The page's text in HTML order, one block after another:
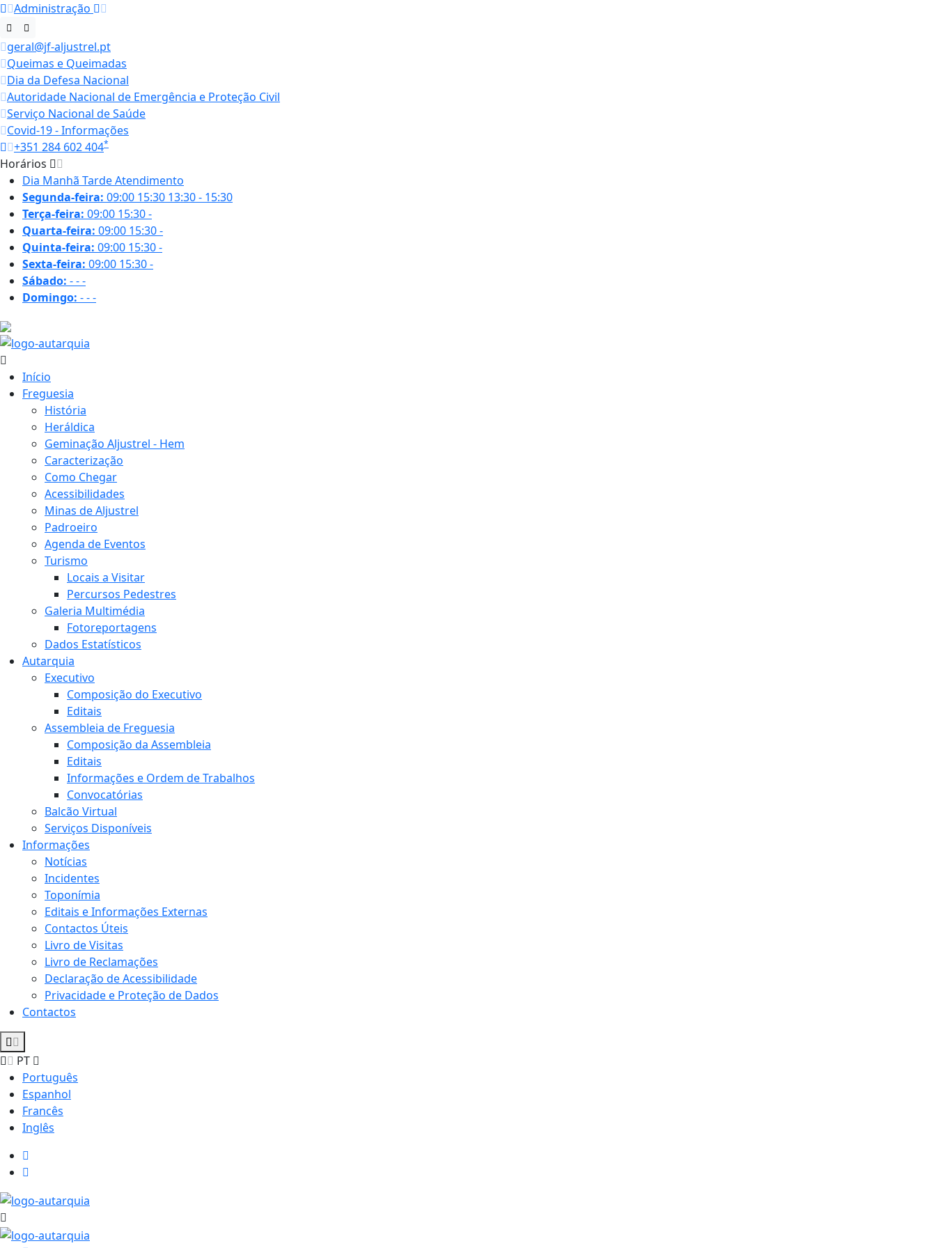
Administração
geral@jf-aljustrel.pt
Queimas e Queimadas
Dia da Defesa Nacional
Autoridade Nacional de Emergência e Proteção Civil
Serviço Nacional de Saúde
Covid-19 - Informações
+351 284 602 404*
Horários
Dia Manhã TardeAtendimento
Segunda-feira: 09:00 15:30 13:30 - 15:30
Terça-feira: 09:00 15:30-
Quarta-feira: 09:00 15:30-
Quinta-feira: 09:00 15:30-
Sexta-feira: 09:00 15:30-
Sábado: ---
Domingo: ---
Início
Freguesia
História
Heráldica
Geminação Aljustrel - Hem
Caracterização
Como Chegar
Acessibilidades
Minas de Aljustrel
Padroeiro
Agenda de Eventos
Turismo
Locais a Visitar
Percursos Pedestres
Galeria Multimédia
Fotoreportagens
Dados Estatísticos
Autarquia
Executivo
Composição do Executivo
Editais
Assembleia de Freguesia
Composição da Assembleia
Editais
Informações e Ordem de Trabalhos
Convocatórias
Balcão Virtual
Serviços Disponíveis
Informações
Notícias
Incidentes
Toponímia
Editais e Informações Externas
Contactos Úteis
Livro de Visitas
Livro de Reclamações
Declaração de Acessibilidade
Privacidade e Proteção de Dados
Contactos
PT
Português
Espanhol
Francês
Inglês